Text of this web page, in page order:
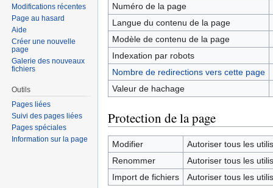
Numéro de la page
Langue du contenu de la page
Modèle de contenu de la page
Indexation par robots
Nombre de redirections vers cette page
Valeur de hachage
Protection de la page
Modifier
Autoriser tous les
Renommer
Autoriser tous les
Import de fichiers
Autoriser tous les
Modifications récentes
Page au hasard
Aide
Créer une nouvelle
page
Galerie des nouveaux
fichiers
Outils
Pages liées
Suivi des pages liées
Pages spéciales
Information sur la page